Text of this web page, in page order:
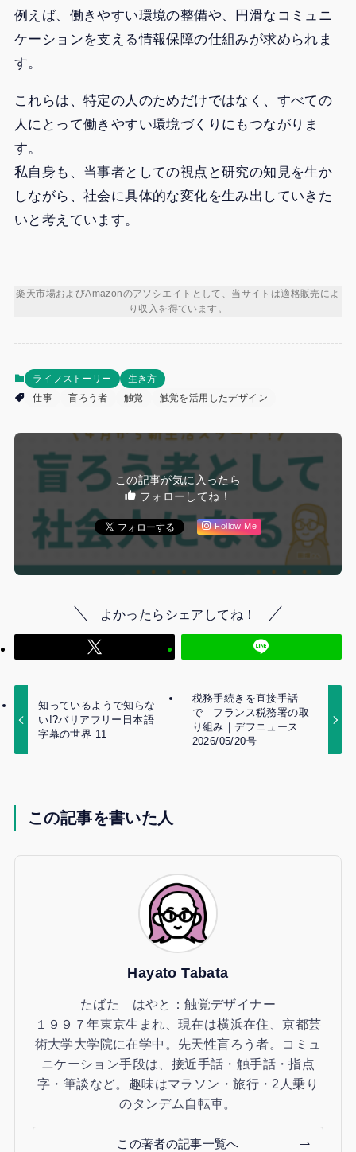
例えば、働きやすい環境の整備や、円滑なコミュニ
ケーションを支える情報保障の仕組みが求められま
す。
これらは、特定の人のためだけではなく、すべての
人にとって働きやすい環境づくりにもつながりま
す。
私自身も、当事者としての視点と研究の知見を生か
しながら、社会に具体的な変化を生み出していきた
いと考えています。
楽天市場およびAmazonのアソシエイトとして、当サイトは適格販売によ
り収入を得ています。
ライフストーリー
生き方
仕事
盲ろう者 触覚 触覚を活用したデザイン
この記事が気に入ったら
フォローしてね！
Follow Me
よかったらシェアしてね！
知っているようで知らな
い!?バリアフリー日本語
字幕の世界 11
税務手続きを直接手話
で フランス税務署の取
り組み｜デフニュース
2026/05/20号
この記事を書いた人
Hayato Tabata
たばた はやと：触覚デザイナー
１９９７年東京生まれ、現在は横浜在住、京都芸
術大学大学院に在学中。先天性盲ろう者。コミュ
ニケーション手段は、接近手話・触手話・指点
字・筆談など。趣味はマラソン・旅行・2人乗り
のタンデム自転車。
この著者の記事一覧へ